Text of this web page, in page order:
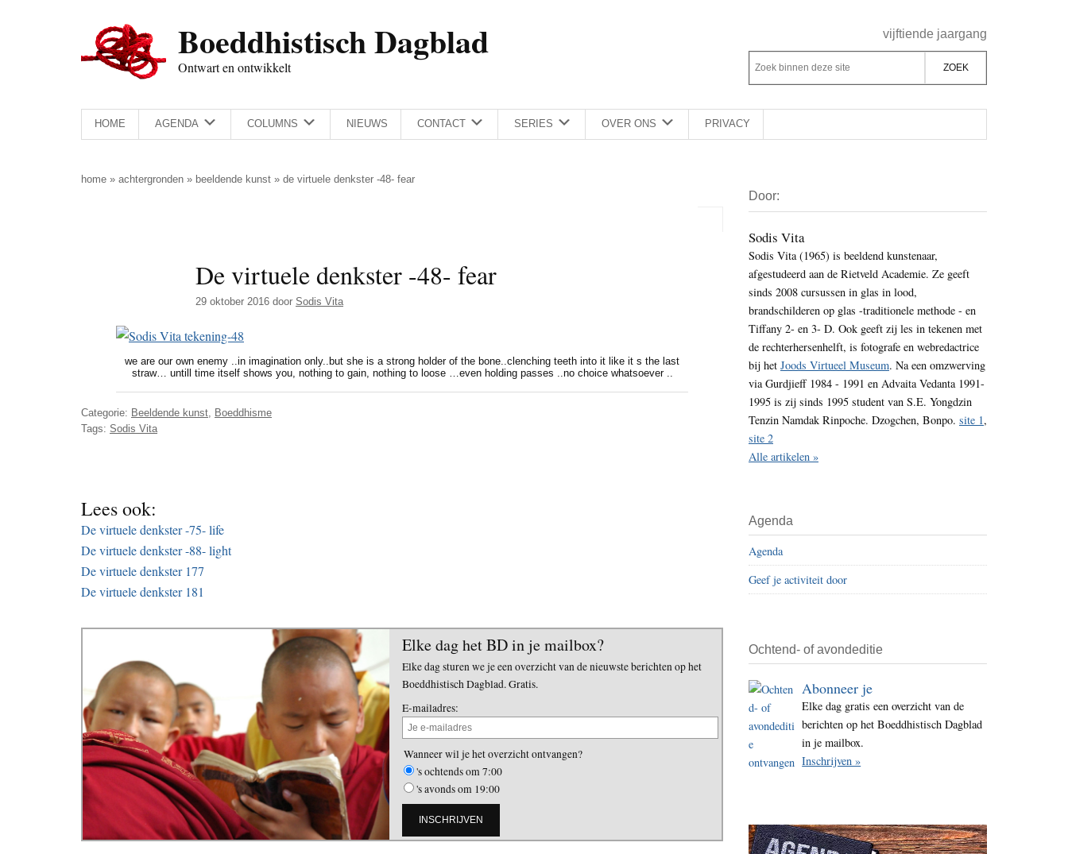
Boeddhistisch Dagblad
Ontwart en ontwikkelt
Rechts
vijftiende jaargang
Z
o
e
k
d
e
z
e
s
i
t
e
Z
o
k
b
n
n
d
e
z
e
s
i
t
HOME AGENDA COLUMNS NIEUWS CONTACT SERIES OVER ONS PRIVACY
home » achtergronden » beeldende kunst » de virtuele denkster -48- fear
De virtuele denkster -48- fear
29 oktober 2016 door Sodis Vita
we are our own enemy ..in imagination only..but she is a strong holder of the bone..clenching teeth into it like it s the last
straw… untill time itself shows you, nothing to gain, nothing to loose …even holding passes ..no choice whatsoever ..
Categorie: Beeldende kunst, Boeddhisme
Tags: Sodis Vita
Lees ook:
De virtuele denkster -75- life
De virtuele denkster -88- light
De virtuele denkster 177
De virtuele denkster 181
Elke dag het BD in je mailbox?
Elke dag sturen we je een overzicht van de nieuwste berichten op het
Boeddhistisch Dagblad. Gratis.
E-mailadres:
Wanneer wil je het overzicht ontvangen?
's ochtends om 7:00
's avonds om 19:00
Sidebar
Door:
Sodis Vita
Sodis Vita (1965) is beeldend kunstenaar,
afgestudeerd aan de Rietveld Academie. Ze geeft
sinds 2008 cursussen in glas in lood,
brandschilderen op glas -traditionele methode - en
Tiffany 2- en 3- D. Ook geeft zij les in tekenen met
de rechterhersenhelft, is fotografe en webredactrice
bij het Joods Virtueel Museum. Na een omzwerving
via Gurdjieff 1984 - 1991 en Advaita Vedanta 1991-
1995 is zij sinds 1995 student van S.E. Yongdzin
Tenzin Namdak Rinpoche. Dzogchen, Bonpo. site 1,
site 2
Alle artikelen »
Agenda
Agenda
Geef je activiteit door
Ochtend- of avondeditie
Abonneer je
Elke dag gratis een overzicht van de
berichten op het Boeddhistisch Dagblad
in je mailbox.
Inschrijven »